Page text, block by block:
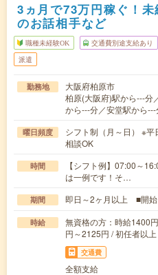
3ヵ月で73万円稼ぐ！
のお話相手など
職種未経験OK 交通費別途支給あり
派遣
勤務地
大阪府柏原市
柏原(大阪府)駅から---分
から---分／安堂駅から
曜日頻度
シフト制（月～日） ※
相談OK
時間
【シフト例】07:00～
は一例です！そ…
期間 即日～2ヶ月以上 ■開始
時給
無資格の方：時給1400
円～2125円 / 初任者以
交通費
全額支給